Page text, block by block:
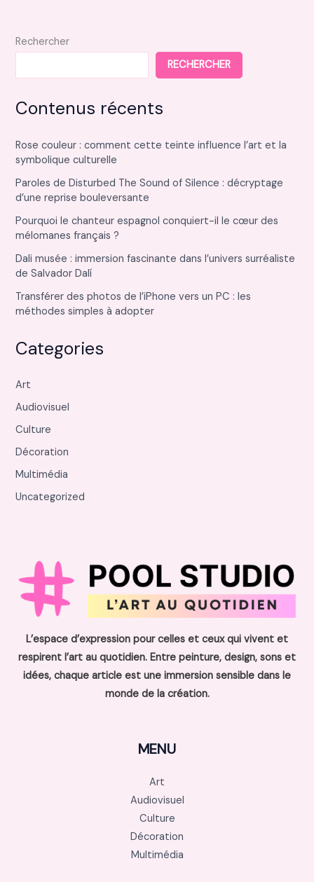
Rechercher
RECHERCHER
Contenus récents
Rose couleur : comment cette teinte influence l’art et la
symbolique culturelle
Paroles de Disturbed The Sound of Silence : décryptage
d’une reprise bouleversante
Pourquoi le chanteur espagnol conquiert-il le cœur des
mélomanes français ?
Dali musée : immersion fascinante dans l’univers surréaliste
de Salvador Dalí
Transférer des photos de l’iPhone vers un PC : les
méthodes simples à adopter
Categories
Art
Audiovisuel
Culture
Décoration
Multimédia
Uncategorized
L’espace d’expression pour celles et ceux qui vivent et
respirent l’art au quotidien. Entre peinture, design, sons et
idées, chaque article est une immersion sensible dans le
monde de la création.
MENU
Art
Audiovisuel
Culture
Décoration
Multimédia